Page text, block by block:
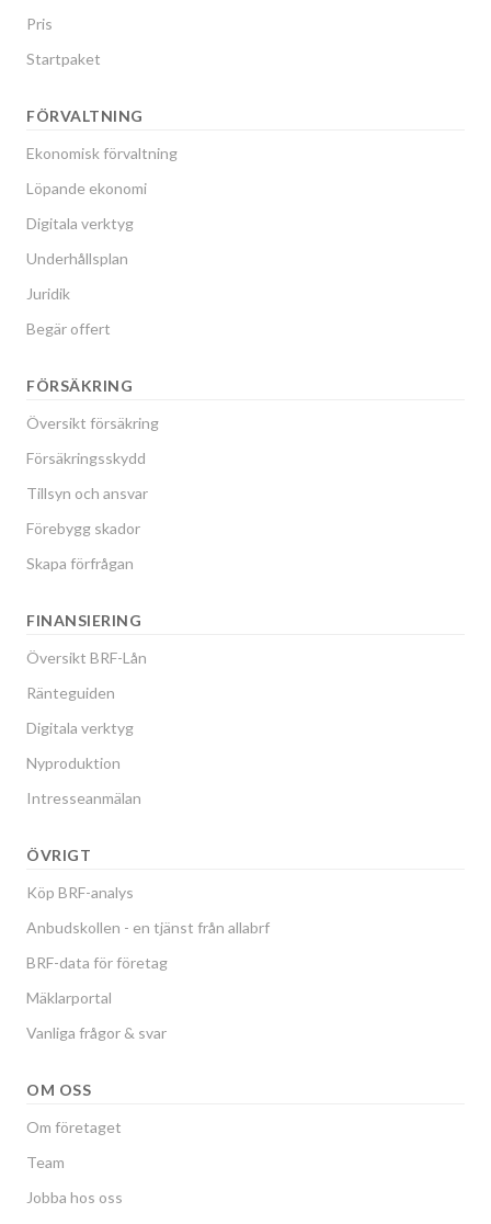
Pris
Startpaket
FÖRVALTNING
Ekonomisk förvaltning
Löpande ekonomi
Digitala verktyg
Underhållsplan
Juridik
Begär offert
FÖRSÄKRING
Översikt försäkring
Försäkringsskydd
Tillsyn och ansvar
Förebygg skador
Skapa förfrågan
FINANSIERING
Översikt BRF-Lån
Ränteguiden
Digitala verktyg
Nyproduktion
Intresseanmälan
ÖVRIGT
Köp BRF-analys
Anbudskollen - en tjänst från allabrf
BRF-data för företag
Mäklarportal
Vanliga frågor & svar
OM OSS
Om företaget
Team
Jobba hos oss